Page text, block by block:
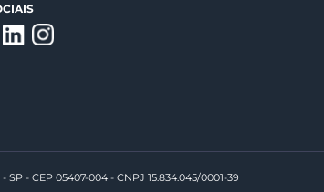
- CEP 05407-004 - CNPJ 15.834.045/0001-39